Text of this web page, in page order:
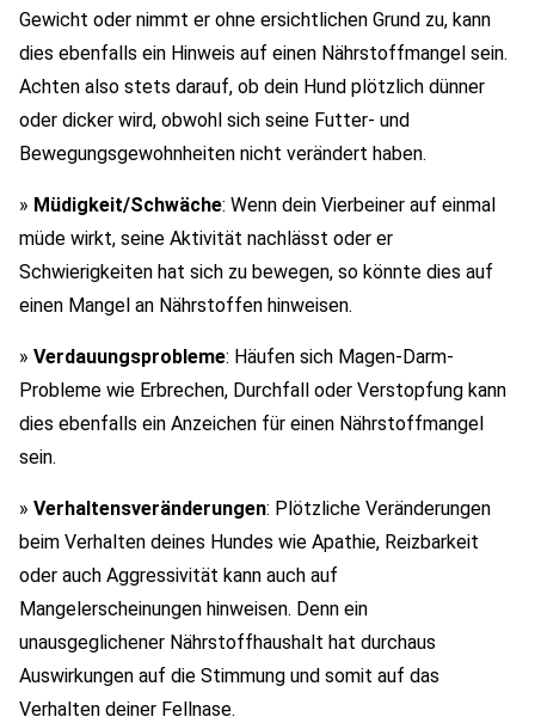
Gewicht oder nimmt er ohne ersichtlichen Grund zu, kann
dies ebenfalls ein Hinweis auf einen Nährstoffmangel sein.
Achten also stets darauf, ob dein Hund plötzlich dünner
oder dicker wird, obwohl sich seine Futter- und
Bewegungsgewohnheiten nicht verändert haben.
» Müdigkeit/Schwäche: Wenn dein Vierbeiner auf einmal
müde wirkt, seine Aktivität nachlässt oder er
Schwierigkeiten hat sich zu bewegen, so könnte dies auf
einen Mangel an Nährstoffen hinweisen.
» Verdauungsprobleme: Häufen sich Magen-Darm-
Probleme wie Erbrechen, Durchfall oder Verstopfung kann
dies ebenfalls ein Anzeichen für einen Nährstoffmangel
sein.
» Verhaltensveränderungen: Plötzliche Veränderungen
beim Verhalten deines Hundes wie Apathie, Reizbarkeit
oder auch Aggressivität kann auch auf
Mangelerscheinungen hinweisen. Denn ein
unausgeglichener Nährstoffhaushalt hat durchaus
Auswirkungen auf die Stimmung und somit auf das
Verhalten deiner Fellnase.